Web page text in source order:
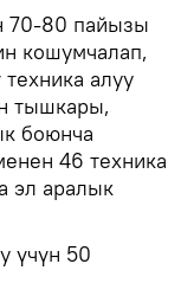
70-80 пайызы
кошумчалап,
алуу
тышкары,
боюнча
46 техника
эл аралык
үчүн 50